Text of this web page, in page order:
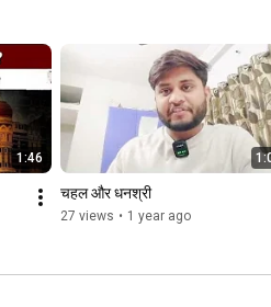
1:46
चहल और धनश्री
27 views • 1 year ago